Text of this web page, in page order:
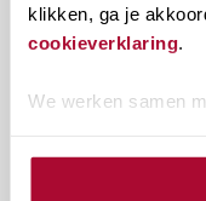
klikken, ga je
cookieverklaring.
We werken samen
E-mailadres*
zou
je